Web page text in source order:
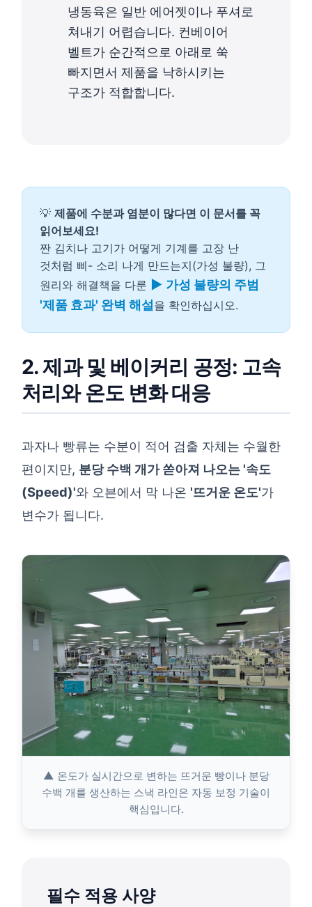
냉동육은 일반 에어젯이나 푸셔로
쳐내기 어렵습니다. 컨베이어
벨트가 순간적으로 아래로 쑥
빠지면서 제품을 낙하시키는
구조가 적합합니다.
💡 제품에 수분과 염분이 많다면 이 문서를 꼭
읽어보세요!
짠 김치나 고기가 어떻게 기계를 고장 난
것처럼 삐- 소리 나게 만드는지(가성 불량), 그
원리와 해결책을 다룬 ▶ 가성 불량의 주범
'제품 효과' 완벽 해설을 확인하십시오.
2. 제과 및 베이커리 공정: 고속
처리와 온도 변화 대응
과자나 빵류는 수분이 적어 검출 자체는 수월한
편이지만, 분당 수백 개가 쏟아져 나오는 '속도
(Speed)'와 오븐에서 막 나온 '뜨거운 온도'가
변수가 됩니다.
▲ 온도가 실시간으로 변하는 뜨거운 빵이나 분당
수백 개를 생산하는 스낵 라인은 자동 보정 기술이
핵심입니다.
필수 적용 사양